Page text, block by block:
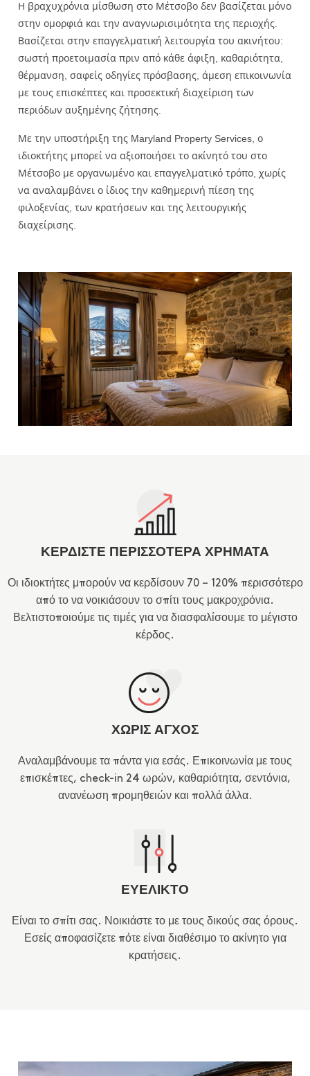
Η βραχυχρόνια μίσθωση στο Μέτσοβο δεν βασίζεται μόνο
στην ομορφιά και την αναγνωρισιμότητα της περιοχής.
Βασίζεται στην επαγγελματική λειτουργία του ακινήτου:
σωστή προετοιμασία πριν από κάθε άφιξη, καθαριότητα,
θέρμανση, σαφείς οδηγίες πρόσβασης, άμεση επικοινωνία
με τους επισκέπτες και προσεκτική διαχείριση των
περιόδων αυξημένης ζήτησης.
Με την υποστήριξη της Maryland Property Services, ο
ιδιοκτήτης μπορεί να αξιοποιήσει το ακίνητό του στο
Μέτσοβο με οργανωμένο και επαγγελματικό τρόπο, χωρίς
να αναλαμβάνει ο ίδιος την καθημερινή πίεση της
φιλοξενίας, των κρατήσεων και της λειτουργικής
διαχείρισης.
ΚΕΡΔΙΣΤΕ ΠΕΡΙΣΣΟΤΕΡΑ ΧΡΗΜΑΤΑ
Οι ιδιοκτήτες μπορούν να κερδίσουν 70 – 120% περισσότερο
από το να νοικιάσουν το σπίτι τους μακροχρόνια.
Βελτιστοποιούμε τις τιμές για να διασφαλίσουμε το μέγιστο
κέρδος.
ΧΩΡΙΣ ΑΓΧΟΣ
Αναλαμβάνουμε τα πάντα για εσάς. Επικοινωνία με τους
επισκέπτες, check-in 24 ωρών, καθαριότητα, σεντόνια,
ανανέωση προμηθειών και πολλά άλλα.
ΕΥΕΛΙΚΤΟ
Είναι το σπίτι σας. Νοικιάστε το με τους δικούς σας όρους.
Εσείς αποφασίζετε πότε είναι διαθέσιμο το ακίνητο για
κρατήσεις.